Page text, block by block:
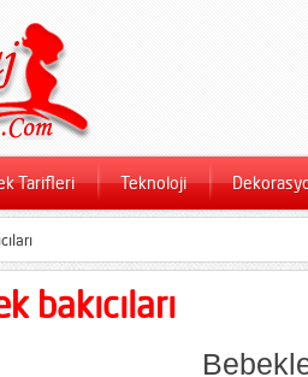
Tarifleri Teknoloji
bakıcıları